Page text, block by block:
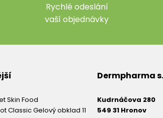
Rychlé odeslání
vaší objednávky
Skin Food
Classic Gelový obklad 11
Dermpharma
Kudrnáčova 280
549 31 Hronov